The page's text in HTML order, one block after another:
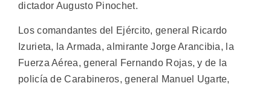
dictador Augusto Pinochet.
Los comandantes del Ejército, general Ricardo
Izurieta, la Armada, almirante Jorge Arancibia, la
Fuerza Aérea, general Fernando Rojas, y de la
policía de Carabineros, general Manuel Ugarte,